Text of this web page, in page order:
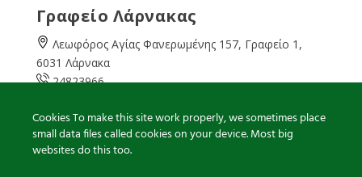
Γραφείο Λάρνακας
Λεωφόρος Αγίας Φανερωμένης 157, Γραφείο 1,
6031 Λάρνακα
24823966
08:00 – 16:00 Καθημερινά
larnaka@cyprusgreens.org
Cookies To make this site work properly, we sometimes place
small data files called cookies on your device. Most big
websites do this too.